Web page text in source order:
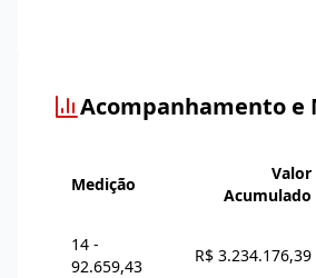
Acompanhamento e
Medição
Valor
Acumulado
14 -
92.659,43
R$ 3.234.176,39